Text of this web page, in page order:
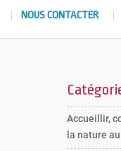
NOUS CONTACTER
Accueillir,
la nature